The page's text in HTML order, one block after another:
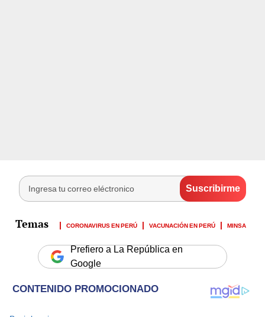
CORONAVIRUS EN PERÚ VACUNACIÓN EN PERÚ MINSA
Prefiero a La República en
Google